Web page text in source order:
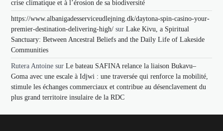
crise climatique et à l’érosion de sa biodiversité
https://www.albanigadesserviceudlejning.dk/daytona-spin-casino-your-
premier-destination-delivering-high/ surLake Kivu, a Spiritual
Sanctuary: Between Ancestral Beliefs and the Daily Life of Lakeside
Communities
Rutera Antoine surLe bateau SAFINA relance la liaison Bukavu–
Goma avec une escale à Idjwi : une traversée qui renforce la mobilité,
stimule les échanges commerciaux et contribue au désenclavement du
plus grand territoire insulaire de la RDC